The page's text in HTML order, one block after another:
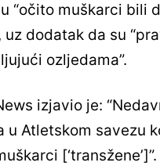
“očito muškarci bili
dodatak da su
ozljedama”.
izjavio je:
Atletskom savezu
[‘transžene’]”.